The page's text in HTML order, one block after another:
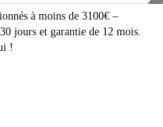
à moins de 3100€ –
jours et garantie de 12 mois.
!